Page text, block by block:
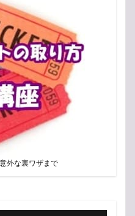
外な裏ワザまで